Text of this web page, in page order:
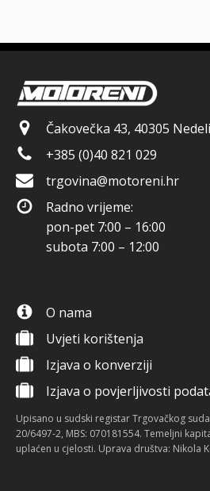
Čakovečka 43, 40305
+385 (0)40 821 029
trgovina@motoreni.hr
Radno vrijeme:
pon-pet 7:00 – 16:00
subota 7:00 – 12:00
O nama
Uvjeti korištenja
Izjava o konverziji
Izjava o povjerljivosti
Upisano u sudski registar Trgovačkog
20/6497-2, MBS: 070181554. Temeljni
uplaćen u cjelosti. Uprava društva: Nikola